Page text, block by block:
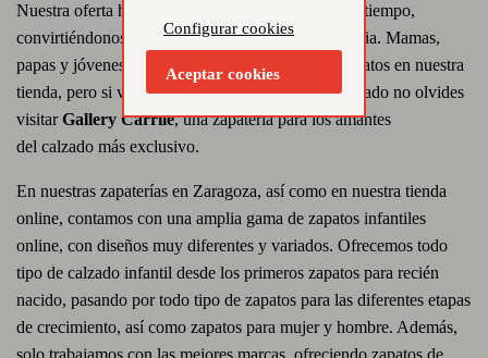
Nuestra oferta ha ido evolucionando a lo largo del tiempo,
convirtiéndonos en una zapatería para toda la familia. Mamas,
papas y jóvenes pueden encontrar todo tipo de zapatos en nuestra
tienda, pero si vas buscando un zapato más sofisticado no olvides
visitarGallery Carrile, una zapateria para los amantes
del calzado más exclusivo.
En nuestras zapaterías en Zaragoza, así como en nuestra tienda
online, contamos con una amplia gama de zapatos infantiles
online, con diseños muy diferentes y variados. Ofrecemos todo
tipo de calzado infantil desde los primeros zapatos para recién
nacido, pasando por todo tipo de zapatos para las diferentes etapas
de crecimiento, así como zapatos para mujer y hombre. Además,
Configurar cookies
Aceptar cookies